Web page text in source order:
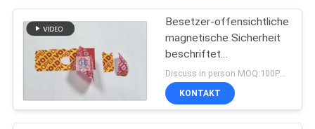
Besetzer-offensichtliche
magnetische Sicherheit
beschriftet
Gesamttransferdruck-
Material
KONTAKT